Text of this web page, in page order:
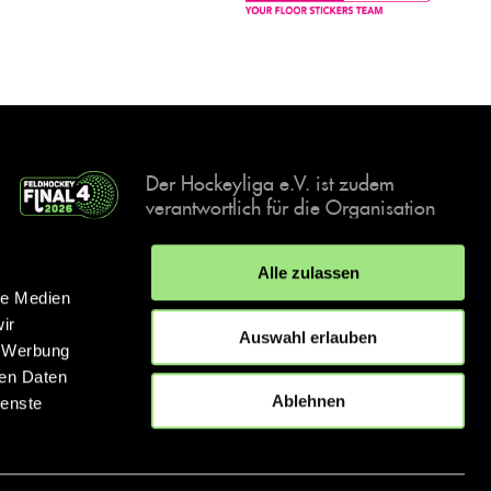
Medien
Daten
Alle zulassen
Auswahl erlauben
Ablehnen
Der Hockeyliga e.V. ist zudem
verantwortlich für die Organisation
Events, der deutschen Hockey-
Meisterschaften.
IMPRESSUM DATENSCHUTZERKLÄRUNG
© 2026 hockey.de